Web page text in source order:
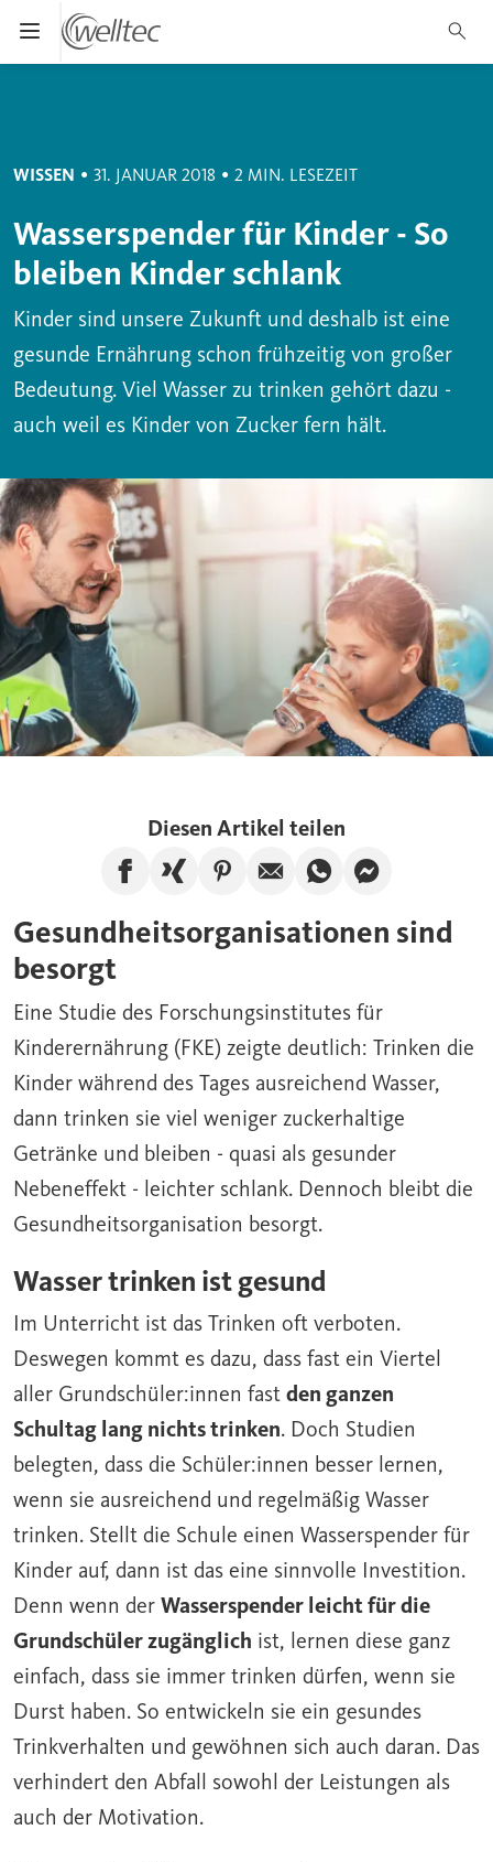
Menü öffnen und schließen Pflichtfeld
Suchen Abbrechen
WISSEN • 31. JANUAR 2018 • 2 MIN. LESEZEIT
Wasserspender für Kinder - So
bleiben Kinder schlank
Kinder sind unsere Zukunft und deshalb ist eine
gesunde Ernährung schon frühzeitig von großer
Bedeutung. Viel Wasser zu trinken gehört dazu -
auch weil es Kinder von Zucker fern hält.
Diesen Artikel teilen
Artikel auf Facebook teilen
Artikel auf Xing teilen
Artikel auf Pinterest
Artikel per E-Mail
Artikel über
Artikel
Gesundheitsorganisationen sind
besorgt
Eine Studie des Forschungsinstitutes für
Kinderernährung (FKE) zeigte deutlich: Trinken die
Kinder während des Tages ausreichend Wasser,
dann trinken sie viel weniger zuckerhaltige
Getränke und bleiben - quasi als gesunder
Nebeneffekt - leichter schlank. Dennoch bleibt die
Gesundheitsorganisation besorgt.
Wasser trinken ist gesund
Im Unterricht ist das Trinken oft verboten.
Deswegen kommt es dazu, dass fast ein Viertel
aller Grundschüler:innen fast den ganzen
Schultag lang nichts trinken. Doch Studien
belegten, dass die Schüler:innen besser lernen,
wenn sie ausreichend und regelmäßig Wasser
trinken. Stellt die Schule einen Wasserspender für
Kinder auf, dann ist das eine sinnvolle Investition.
Denn wenn der Wasserspender leicht für die
Grundschüler zugänglich ist, lernen diese ganz
einfach, dass sie immer trinken dürfen, wenn sie
Durst haben. So entwickeln sie ein gesundes
Trinkverhalten und gewöhnen sich auch daran. Das
verhindert den Abfall sowohl der Leistungen als
auch der Motivation.